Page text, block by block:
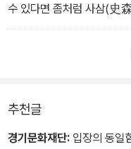
수 있다면 좀처럼 사삼(史
추천글
경기문화재단: 입장의 동일